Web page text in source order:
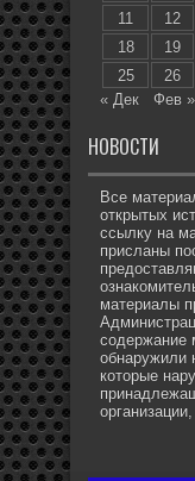
11
12
18
19
25
26
« Дек
Фев »
НОВОСТИ
Все
открытых
ссылку на
присланы
материалы
содержание
обнаружили
которые